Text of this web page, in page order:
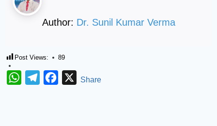
Author: Dr. Sunil Kumar Verma
Post Views: 89
WhatsAppTelegramFacebook
XShare